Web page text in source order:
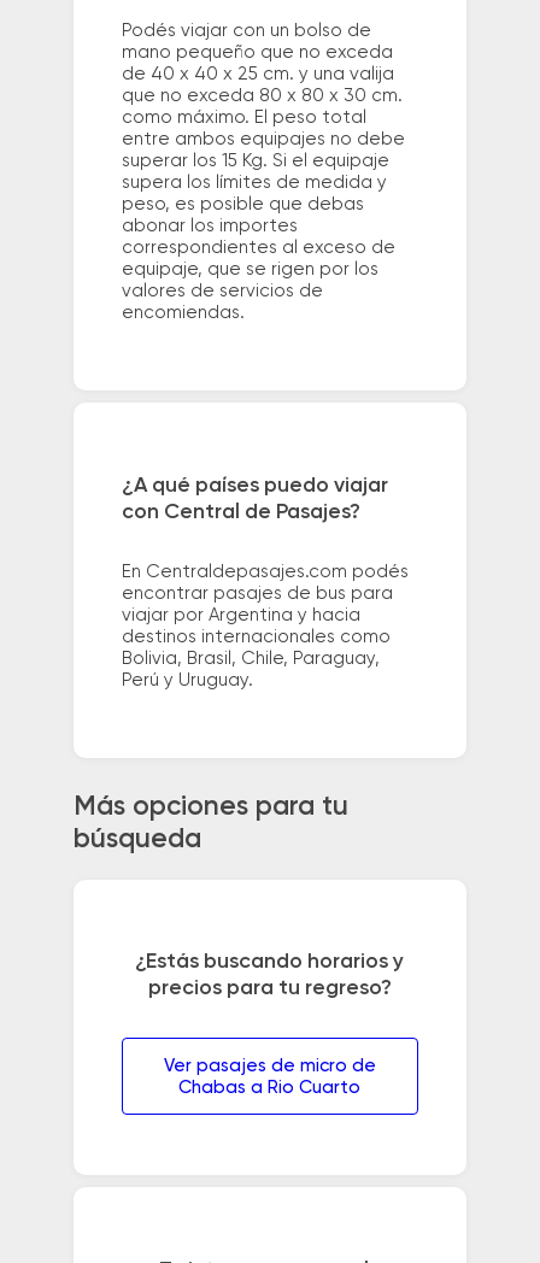
Podés viajar con un bolso de
mano pequeño que no exceda
de 40 x 40 x 25 cm. y una valija
que no exceda 80 x 80 x 30 cm.
como máximo. El peso total
entre ambos equipajes no debe
superar los 15 Kg. Si el equipaje
supera los límites de medida y
peso, es posible que debas
abonar los importes
correspondientes al exceso de
equipaje, que se rigen por los
valores de servicios de
encomiendas.
¿A qué países puedo viajar
con Central de Pasajes?
En Centraldepasajes.com podés
encontrar pasajes de bus para
viajar por Argentina y hacia
destinos internacionales como
Bolivia, Brasil, Chile, Paraguay,
Perú y Uruguay.
Más opciones para tu
búsqueda
¿Estás buscando horarios y
precios para tu regreso?
Ver pasajes de micro de
Chabas a Rio Cuarto